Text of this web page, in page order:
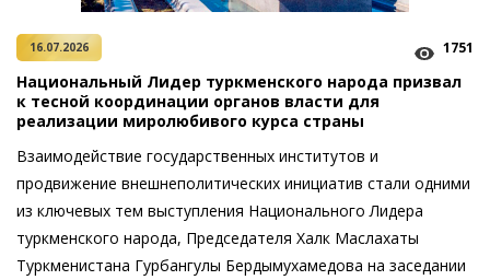
16.07.2026 1751
Национальный Лидер туркменского народа призвал
к тесной координации органов власти для
реализации миролюбивого курса страны
Взаимодействие государственных институтов и
продвижение внешнеполитических инициатив стали одними
из ключевых тем выступления Национального Лидера
туркменского народа, Председателя Халк Маслахаты
Туркменистана Гурбангулы Бердымухамедова на заседании